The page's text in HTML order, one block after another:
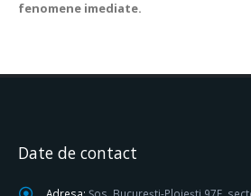
fenomene imediate.
Date de contact